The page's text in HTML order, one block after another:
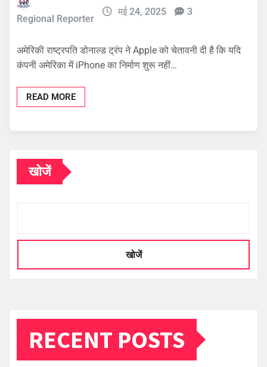
Regional Reporter
मई 24, 2025 3
अमेरिकी राष्ट्रपति डोनाल्ड ट्रंप ने Apple को चेतावनी दी है कि यदि
कंपनी अमेरिका में iPhone का निर्माण शुरू नहीं…
READ MORE
खोजें
खोजें
RECENT POSTS